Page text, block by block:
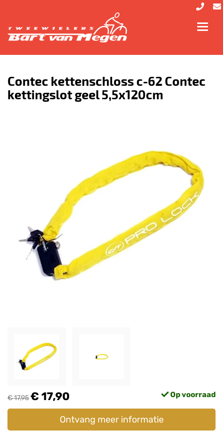
Contec kettenschloss c-62 Contec
kettingslot geel 5,5x120cm
€ 17,95€ 17,90 Op voorraad
Ontvang meer informatie